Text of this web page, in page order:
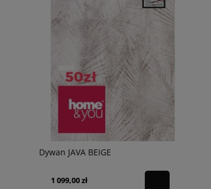
Dywan JAVA BEIGE
1 099,00 zł